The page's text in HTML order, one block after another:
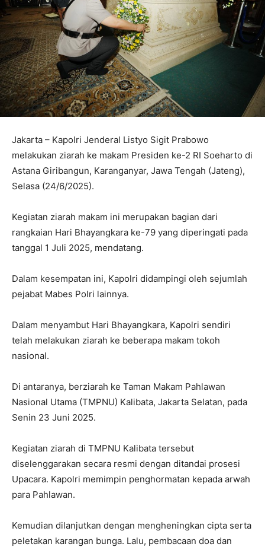
Jakarta – Kapolri Jenderal Listyo Sigit Prabowo
melakukan ziarah ke makam Presiden ke-2 RI Soeharto di
Astana Giribangun, Karanganyar, Jawa Tengah (Jateng),
Selasa (24/6/2025).
Kegiatan ziarah makam ini merupakan bagian dari
rangkaian Hari Bhayangkara ke-79 yang diperingati pada
tanggal 1 Juli 2025, mendatang.
Dalam kesempatan ini, Kapolri didampingi oleh sejumlah
pejabat Mabes Polri lainnya.
Dalam menyambut Hari Bhayangkara, Kapolri sendiri
telah melakukan ziarah ke beberapa makam tokoh
nasional.
Di antaranya, berziarah ke Taman Makam Pahlawan
Nasional Utama (TMPNU) Kalibata, Jakarta Selatan, pada
Senin 23 Juni 2025.
Kegiatan ziarah di TMPNU Kalibata tersebut
diselenggarakan secara resmi dengan ditandai prosesi
Upacara. Kapolri memimpin penghormatan kepada arwah
para Pahlawan.
Kemudian dilanjutkan dengan mengheningkan cipta serta
peletakan karangan bunga. Lalu, pembacaan doa dan